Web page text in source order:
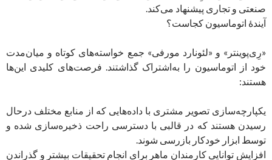
صنعتی و تجاری پیشنهاد می‌کند.
آیندۀ اتوماسیون کجاست؟
«رِی‌پوینتر» و «لئونارد مورفی» جمع خواسته‌های کوتاه و میان‌مدت
خود از اتوماسیون را به‌اشتراک گذاشتند. فرصت‌های کلیدی این‌ها
هستند:
یکپارچه‌سازی تصویر مشتری با داده‌هایی که از منابع مختلف درحال
رسیدن هستند که در قالبی با دسترسی راحت ذخیره‌سازی شده و
توسط ابزار خودکار بازرسی شوند.
افزایش توانایی کارمندان ماهر برای انجام تحقیقات بیشتر و گذراندن